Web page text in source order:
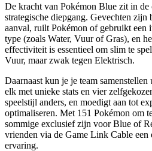
De kracht van Pokémon Blue zit in de
strategische diepgang. Gevechten zijn
aanval, ruilt Pokémon of gebruikt een
type (zoals Water, Vuur of Gras), en
effectiviteit is essentieel om slim te
Vuur, maar zwak tegen Elektrisch.
Daarnaast kun je je team
elk met unieke stats en vier
speelstijl anders, en moedigt aan tot
optimaliseren. Met 151 Pokémon om
sommige exclusief zijn voor Blue of
vrienden via de Game Link Cable een
ervaring.